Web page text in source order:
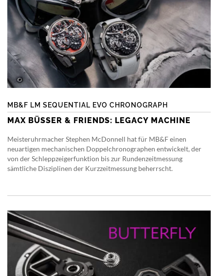
MB&F LM SEQUENTIAL EVO CHRONOGRAPH
MAX BÜSSER & FRIENDS: LEGACY MACHINE
Meisteruhrmacher Stephen McDonnell hat für MB&F einen
neuartigen mechanischen Doppelchronographen entwickelt, der
von der Schleppzeigerfunktion bis zur Rundenzeitmessung
sämtliche Disziplinen der Kurzzeitmessung beherrscht.